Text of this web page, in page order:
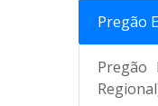
Pregão
Pregão